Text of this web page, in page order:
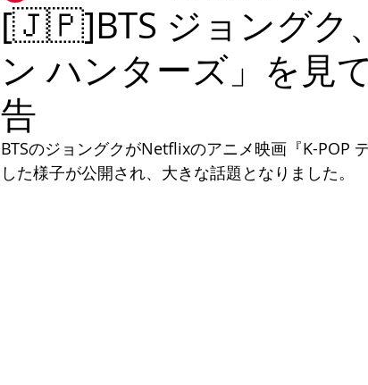
[🇯🇵]BTS ジョングク
ン ハンターズ」を見
告
BTSのジョングクがNetflixのアニメ映画『K-POP
した様子が公開され、大きな話題となりました。